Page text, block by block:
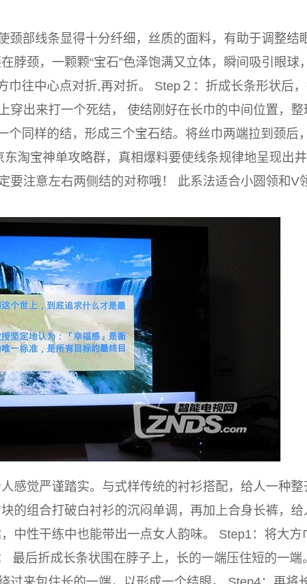
颈部线条显得十分纤细，丝质的面料，有助于调整结
脖颈，一颗颗“宝石”色泽饱满又立体，瞬间吸引眼球
巾往中心点对折,再对折。 Step２：折成长条形状后
穿出来打一个死结， 使结刚好在长巾的中间位置，整
个同样的结，形成三个宝石结。将丝巾两端拉到颈后
淘宝神单攻略群，真相爆料要使线条规律地呈现出
要注意左右两侧结的对称哦！ 此系法适合小圆领和V
感觉严谨踏实。与式样传统的衬衫搭配，给人一种整
的组合打破白衬衫的沉闷单调，再加上合身长裤，给
中性干练中也能带出一点女人韵味。 Step1：将大方
最后折成长条状围在脖子上，长的一端压住短的一端